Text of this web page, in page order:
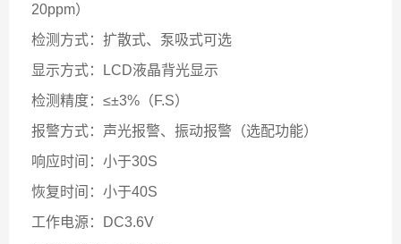
20ppm）
检测方式：扩散式、泵吸式可选
显示方式：LCD液晶背光显示
检测精度：≤±3%（F.S）
报警方式：声光报警、振动报警（选配功能）
响应时间：小于30S
恢复时间：小于40S
工作电源：DC3.6V